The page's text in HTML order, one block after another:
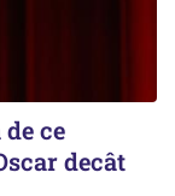
ce
decât